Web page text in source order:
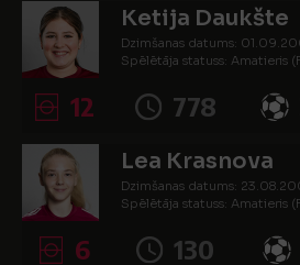
Ketija Daukšte
Dzimšanas datums:
Spēlētāja statuss: Amatieris
12 778
Lea Krasnova
Dzimšanas datums:
Spēlētāja statuss: Amatieris
6 130